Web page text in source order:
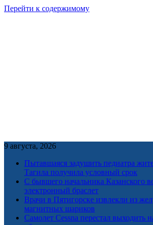
Перейти к содержимому
9 августа, 2026
Пытавшаяся задушить педиатра
Тагила получила условный срок
С бывшего начальника Казанского
электронный браслет
Врачи в Пятигорске извлекли из
магнитных шариков
Самолет Cessna перестал выходить